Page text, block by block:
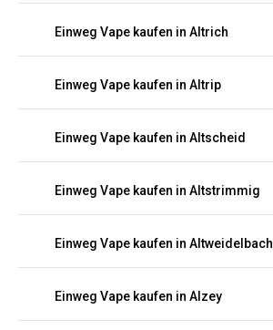
Einweg Vape kaufen in Altrich
Einweg Vape kaufen in Altrip
Einweg Vape kaufen in Altscheid
Einweg Vape kaufen in Altstrimmig
Einweg Vape kaufen in Altweidelbach
Einweg Vape kaufen in Alzey